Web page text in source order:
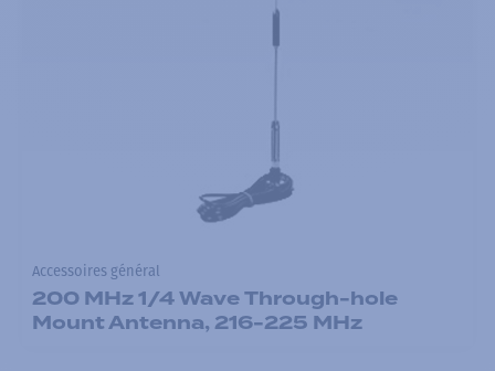
Accessoires général
200 MHz 1/4 Wave Through-hole
Mount Antenna, 216-225 MHz